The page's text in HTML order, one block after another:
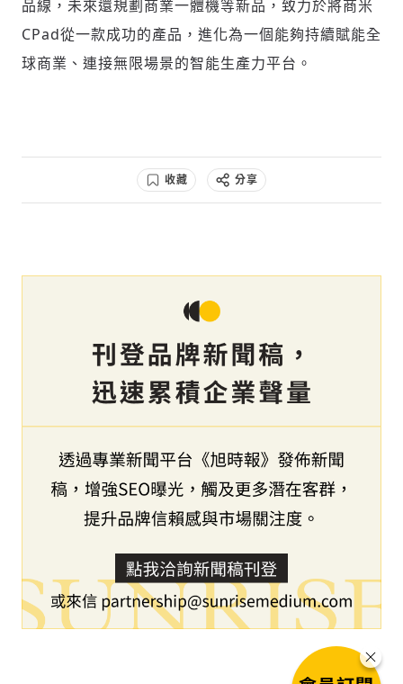
品線，未來還規劃商業一體機等新品，致力於將商米
CPad從一款成功的產品，進化為一個能夠持續賦能全
球商業、連接無限場景的智能生產力平台。
收藏 分享